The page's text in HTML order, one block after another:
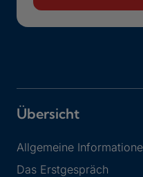
Übersicht
Allgemeine
Das Erstgespräch